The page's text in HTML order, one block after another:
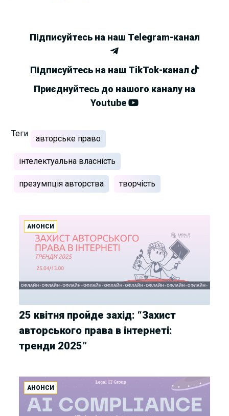
Підписуйтесь на наш Telegram-канал
Підписуйтесь на наш TikTok-канал
Приєднуйтесь до нашого каналу на
Youtube
Теги
авторське право
інтелектуальна власність
презумпція авторства творчість
АНОНСИ
25 квітня пройде захід: “Захист
авторського права в інтернеті:
тренди 2025”
АНОНСИ